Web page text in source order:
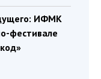
ИФМК
фестивале